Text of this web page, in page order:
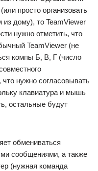
просто организовать
дому), то TeamViewer
нужно отметить, что
TeamViewer (не
компы Б, В, Г (число
нужно согласовывать
клавиатура и мышь
остальные будут
обмениваться
сообщениями, а также
(нужная команда